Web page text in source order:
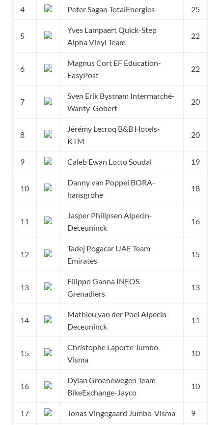
4 Peter Sagan TotalEnergies 25
5
Yves Lampaert Quick-Step
Alpha Vinyl Team
22
6
Magnus Cort EF Education-
EasyPost
22
7
Sven Erik Bystrøm Intermarché-
Wanty-Gobert
20
8
Jérémy Lecroq B&B Hotels-
KTM
20
9 Caleb Ewan Lotto Soudal 19
10
Danny van Poppel BORA-
hansgrohe
18
11
Jasper Philipsen Alpecin-
Deceuninck
16
12
Tadej Pogacar UAE Team
Emirates
15
13
Filippo Ganna INEOS
Grenadiers
13
14
Mathieu van der Poel Alpecin-
Deceuninck
11
15
Christophe Laporte Jumbo-
Visma
10
16
Dylan Groenewegen Team
BikeExchange-Jayco
10
17 Jonas Vingegaard Jumbo-Visma 9